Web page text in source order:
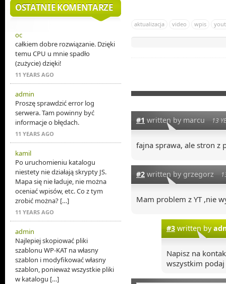
aktualizacja video wpis
#1 written by marcu 13
fajna sprawa, ale stron z
#2 written by grzegorz
Mam problem z YT ,nie
#3 written by
Napisz na
wszystkim
OSTATNIE KOMENTARZE
oc
całkiem dobre rozwiązanie. Dzięki
temu CPU u mnie spadło
(zużycie) dzięki!
11 YEARS AGO
admin
Proszę sprawdzić error log
serwera. Tam powinny być
informacje o błędach.
11 YEARS AGO
kamil
Po uruchomieniu katalogu
niestety nie działają skrypty JS.
Mapa się nie ładuje, nie można
oceniać wpisów, etc. Co z tym
zrobić można? […]
11 YEARS AGO
admin
Najlepiej skopiować pliki
szablonu WP-KAT na własny
szablon i modyfikować własny
szablon, ponieważ wszystkie pliki
w katalogu […]